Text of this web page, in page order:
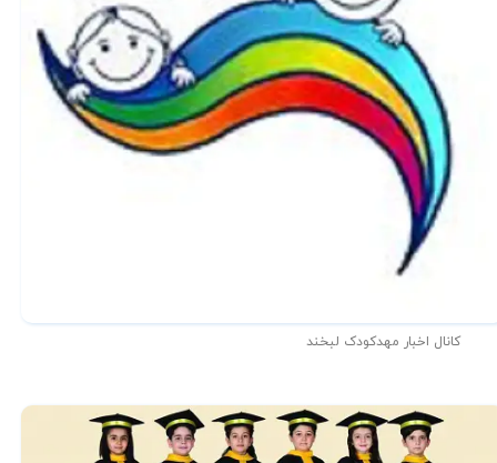
کانال اخبار مهدکودک لبخند